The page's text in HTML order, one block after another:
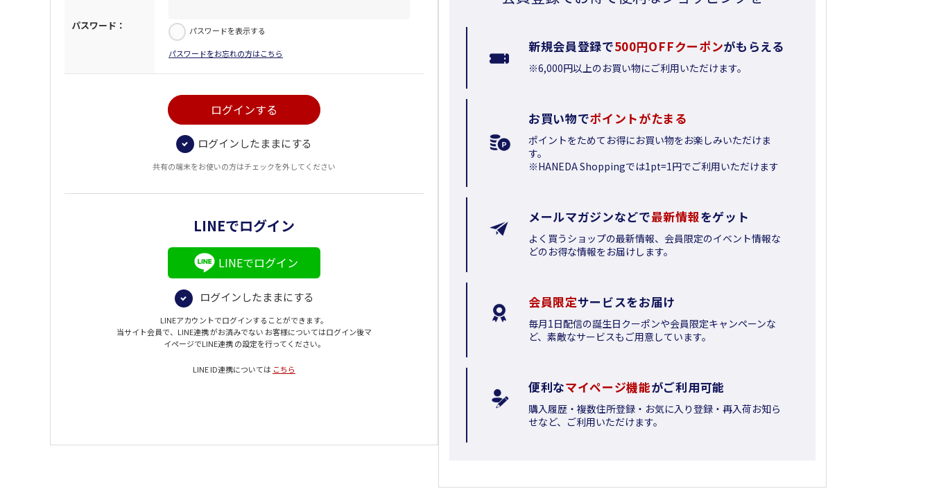
パスワード： パスワードを表示する
パスワードをお忘れの方はこちら
ログインしたままにする
共有の端末をお使いの方はチェックを外してください
LINEでログイン
LINEでログイン
ログインしたままにする
LINEアカウントでログインすることができます。
当サイト会員で、LINE連携 がお済みでない お客様についてはログイン後マ
イページでLINE連携 の設定を行ってください。
LINE ID連携については こちら
新規会員登録で500円OFFクーポンがもらえる
※6,000円以上のお買い物にご利用いただけます。
お買い物でポイントがたまる
ポイントをためてお得にお買い物をお楽しみいただけま
す。
※HANEDA Shoppingでは1pt=1円でご利用いただけます
メールマガジンなどで最新情報をゲット
よく買うショップの最新情報、会員限定のイベント情報な
どのお得な情報をお届けします。
会員限定サービスをお届け
毎月1日配信の誕生日クーポンや会員限定キャンペーンな
ど、素敵なサービスもご用意しています。
便利なマイページ機能がご利用可能
購入履歴・複数住所登録・お気に入り登録・再入荷お知ら
せなど、ご利用いただけます。